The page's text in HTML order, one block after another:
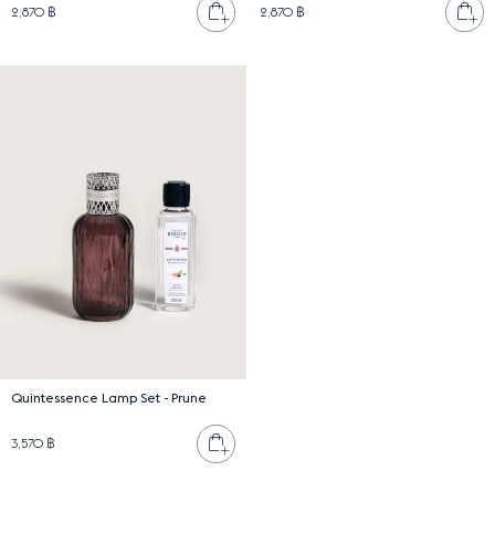
2,870 ฿ เพิ่มลงตะกร้า
2,870 ฿ เ
Quintessence Lamp Set - Prune
3,570 ฿ เพิ่มลงตะกร้า